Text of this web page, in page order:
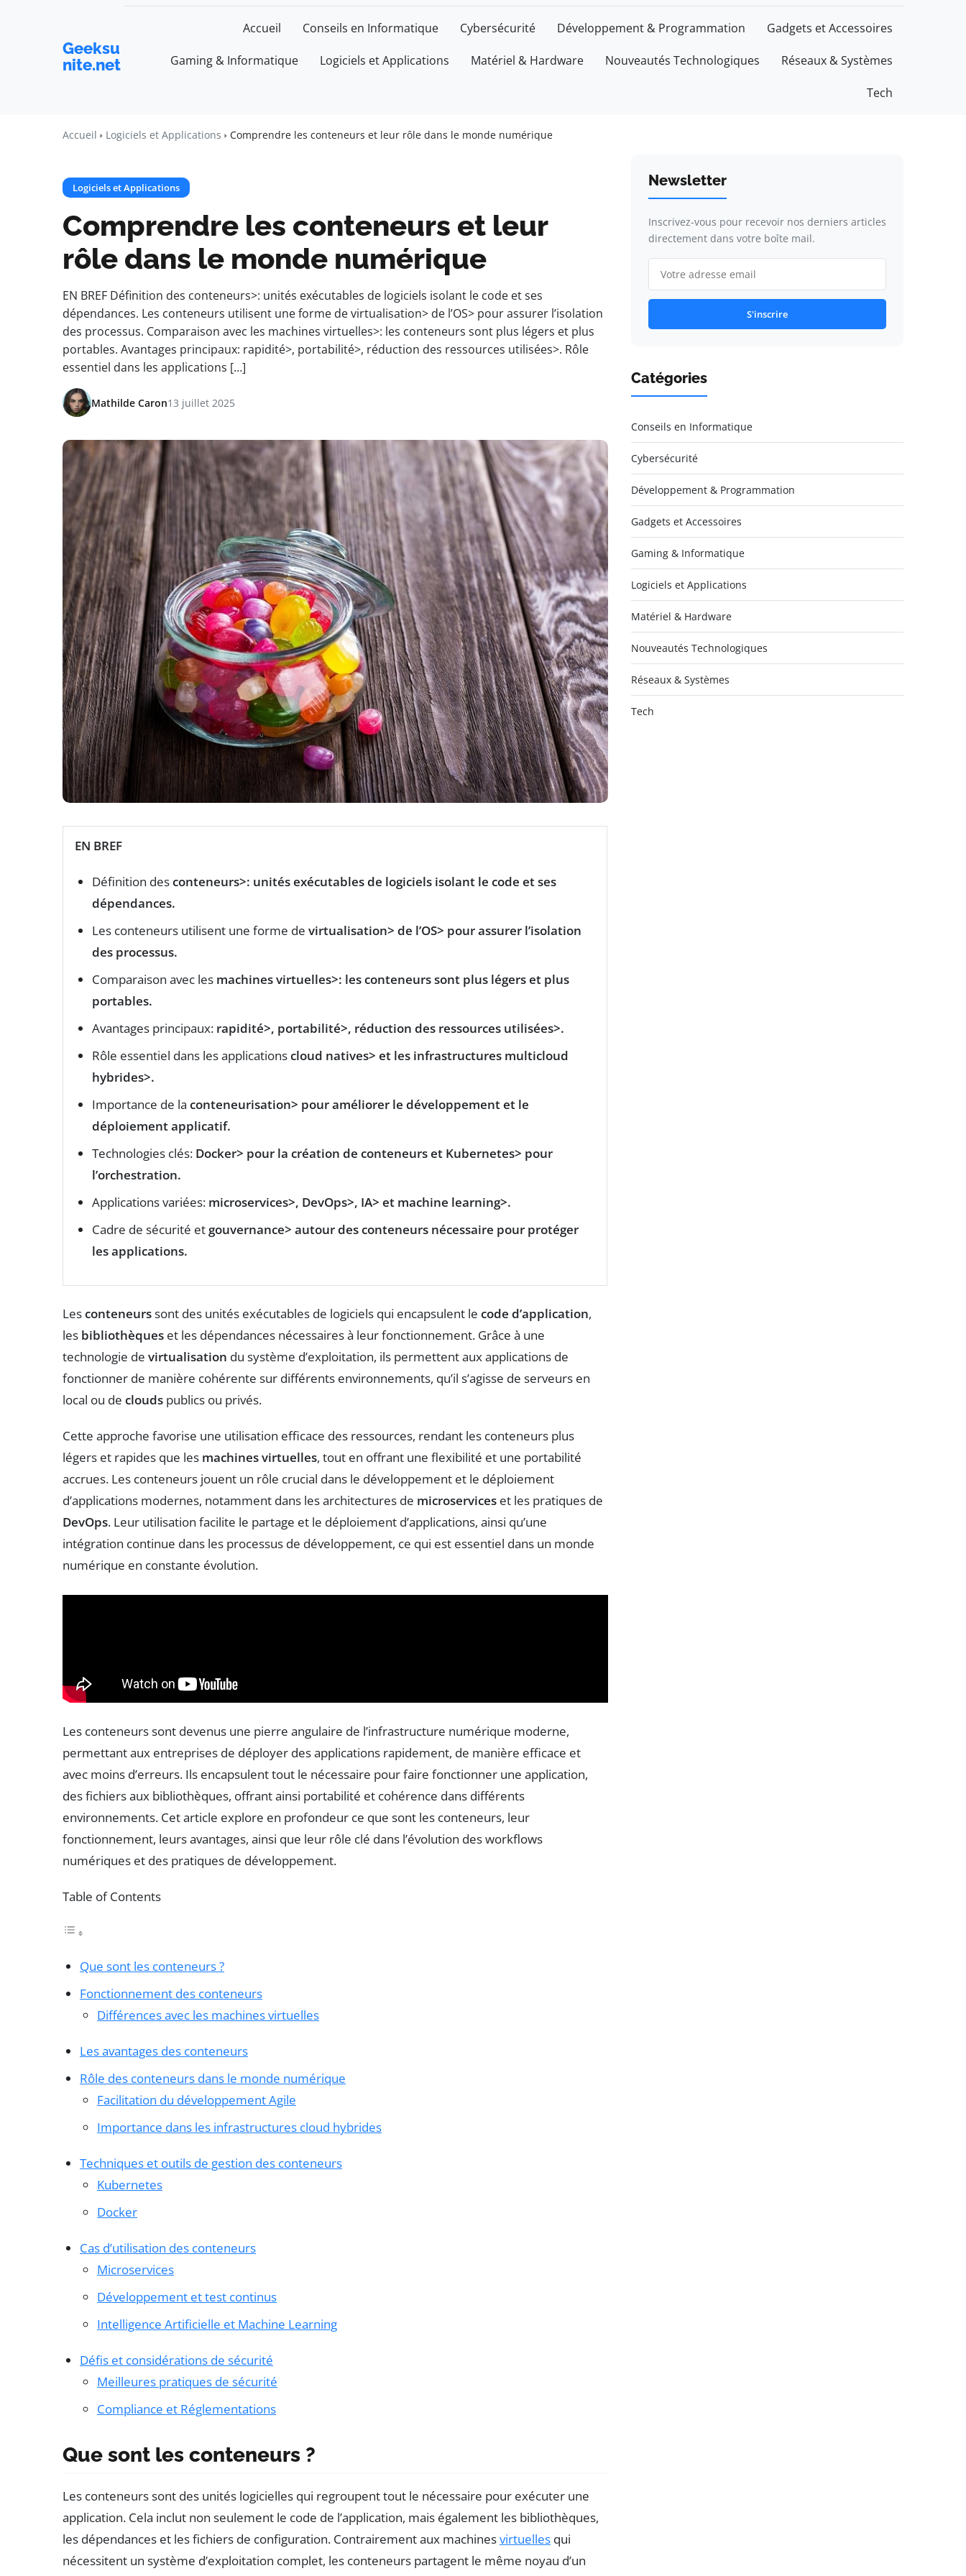
Geeksu
nite.net
Accueil Conseils en Informatique Cybersécurité Développement & Programmation Gadgets et Accessoires
Gaming & Informatique Logiciels et Applications Matériel & Hardware Nouveautés Technologiques Réseaux & Systèmes
Tech
Accueil Logiciels et Applications Comprendre les conteneurs et leur rôle dans le monde numérique
Logiciels et Applications
Comprendre les conteneurs et leur
rôle dans le monde numérique
EN BREF Définition des conteneurs>: unités exécutables de logiciels isolant le code et ses
dépendances. Les conteneurs utilisent une forme de virtualisation> de l’OS> pour assurer l’isolation
des processus. Comparaison avec les machines virtuelles>: les conteneurs sont plus légers et plus
portables. Avantages principaux: rapidité>, portabilité>, réduction des ressources utilisées>. Rôle
essentiel dans les applications […]
Mathilde Caron13 juillet 2025
EN BREF
Définition desconteneurs>: unités exécutables de logiciels isolant le code et ses
dépendances.
Les conteneurs utilisent une forme de virtualisation> de l’OS> pour assurer l’isolation
des processus.
Comparaison avec les machines virtuelles>: les conteneurs sont plus légers et plus
portables.
Avantages principaux: rapidité>, portabilité>, réduction des ressources utilisées>.
Rôle essentiel dans les applicationscloud natives> et les infrastructures multicloud
hybrides>.
Importance de la conteneurisation> pour améliorer le développement et le
déploiement applicatif.
Technologies clés: Docker> pour la création de conteneurs et Kubernetes> pour
l’orchestration.
Applications variées: microservices>, DevOps>, IA> et machine learning>.
Cadre de sécurité et gouvernance> autour des conteneurs nécessaire pour protéger
les applications.
Lesconteneurssont des unités exécutables de logiciels qui encapsulent le code d’application,
les bibliothèques et les dépendances nécessaires à leur fonctionnement. Grâce à une
technologie de virtualisation du système d’exploitation, ils permettent aux applications de
fonctionner de manière cohérente sur différents environnements, qu’il s’agisse de serveurs en
local ou de clouds publics ou privés.
Cette approche favorise une utilisation efficace des ressources, rendant les conteneurs plus
légers et rapides que les machines virtuelles, tout en offrant une flexibilité et une portabilité
accrues. Les conteneurs jouent un rôle crucial dans le développement et le déploiement
d’applications modernes, notamment dans les architectures de microservices et les pratiques de
DevOps. Leur utilisation facilite le partage et le déploiement d’applications, ainsi qu’une
intégration continue dans les processus de développement, ce qui est essentiel dans un monde
numérique en constante évolution.
Les conteneurs sont devenus une pierre angulaire de l’infrastructure numérique moderne,
permettant aux entreprises de déployer des applications rapidement, de manière efficace et
avec moins d’erreurs. Ils encapsulent tout le nécessaire pour faire fonctionner une application,
des fichiers aux bibliothèques, offrant ainsi portabilité et cohérence dans différents
environnements. Cet article explore en profondeur ce que sont les conteneurs, leur
fonctionnement, leurs avantages, ainsi que leur rôle clé dans l’évolution des workflows
numériques et des pratiques de développement.
Table of Contents
Que sont les conteneurs ?
Fonctionnement des conteneurs
Différences avec les machines virtuelles
Les avantages des conteneurs
Rôle des conteneurs dans le monde numérique
Facilitation du développement Agile
Importance dans les infrastructures cloud hybrides
Techniques et outils de gestion des conteneurs
Kubernetes
Docker
Cas d’utilisation des conteneurs
Microservices
Développement et test continus
Intelligence Artificielle et Machine Learning
Défis et considérations de sécurité
Meilleures pratiques de sécurité
Compliance et Réglementations
Que sont les conteneurs ?
Les conteneurs sont des unités logicielles qui regroupent tout le nécessaire pour exécuter une
application. Cela inclut non seulement le code de l’application, mais également les bibliothèques,
les dépendances et les fichiers de configuration. Contrairement aux machinesvirtuelles qui
nécessitent un système d’exploitation complet, les conteneurs partagent le même noyau d’un
Newsletter
Inscrivez-vous pour recevoir nos derniers articles
directement dans votre boîte mail.
S'inscrire
Catégories
Conseils en Informatique
Cybersécurité
Développement & Programmation
Gadgets et Accessoires
Gaming & Informatique
Logiciels et Applications
Matériel & Hardware
Nouveautés Technologiques
Réseaux & Systèmes
Tech